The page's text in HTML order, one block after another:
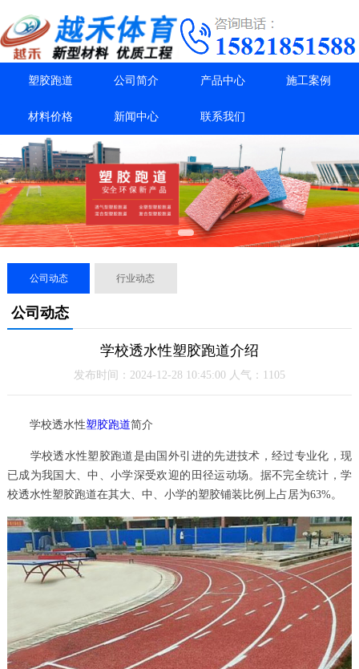
塑胶跑道 公司简介 产品中心 施工案例
材料价格 新闻中心 联系我们
公司动态 行业动态
公司动态
学校透水性塑胶跑道介绍
发布时间：2024-12-28 10:45:00 人气：1105
学校透水性塑胶跑道简介
学校透水性塑胶跑道是由国外引进的先进技术，经过专业化，现
已成为我国大、中、小学深受欢迎的田径运动场。据不完全统计，学
校透水性塑胶跑道在其大、中、小学的塑胶铺装比例上占居为63%。